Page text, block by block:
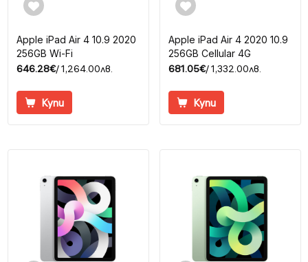
Apple iPad Air 4 10.9 2020
256GB Wi-Fi
646.28€/ 1,264.00лв.
Купи
Apple iPad Air 4 2020 10.9
256GB Cellular 4G
681.05€/ 1,332.00лв.
Купи